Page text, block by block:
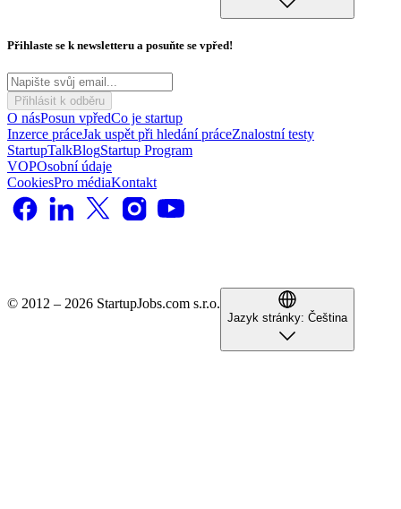
Přihlaste se k newsletteru a posuňte se vpřed!
Přihlásit k odběru
O násPosun vpředCo je startup
Inzerce práceJak uspět při hledání práceZnalostní testy
StartupTalkBlogStartup Program
VOPOsobní údaje
CookiesPro médiaKontakt
© 2012 – 2026 StartupJobs.com s.r.o.
Jazyk stránky: Čeština